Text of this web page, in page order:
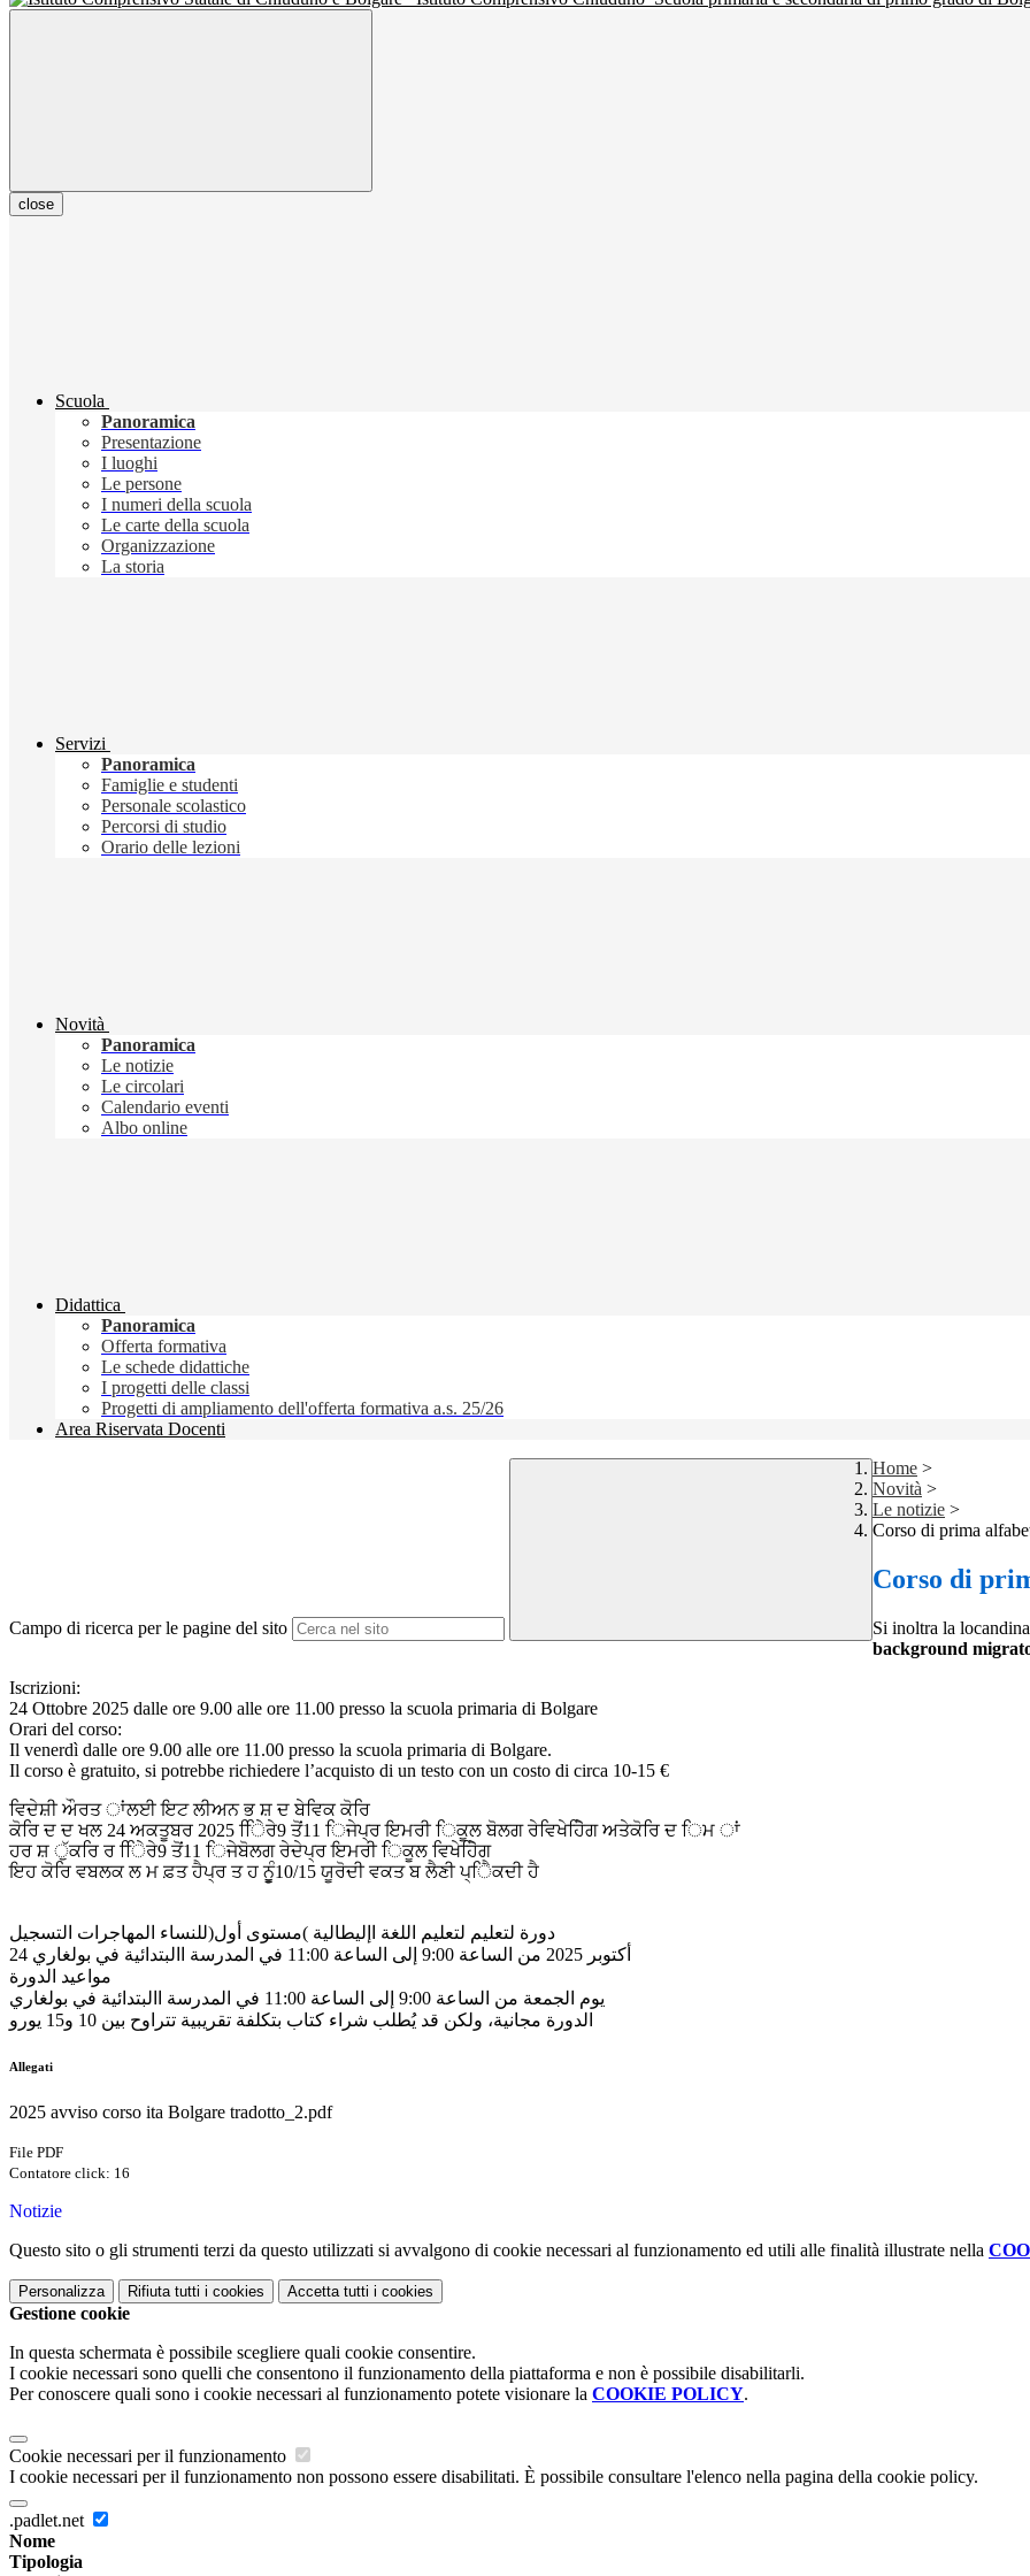
close
Scuola
Panoramica
Presentazione
I luoghi
Le persone
I numeri della scuola
Le carte della scuola
Organizzazione
La storia
Servizi
Panoramica
Famiglie e studenti
Personale scolastico
Percorsi di studio
Orario delle lezioni
Novità
Panoramica
Le notizie
Le circolari
Calendario eventi
Albo online
Didattica
Panoramica
Offerta formativa
Le schede didattiche
I progetti delle classi
Progetti di ampliamento dell'offerta formativa a.s. 25/26
Area Riservata Docenti
Campo di ricerca per le pagine del sito
Home >
Novità >
Le notizie >
Corso di prima
Corso di
Si inoltra la
background
Iscrizioni:
24 Ottobre 2025 dalle ore 9.00 alle ore 11.00 presso la scuola primaria di Bolgare
Orari del corso:
Il venerdì dalle ore 9.00 alle ore 11.00 presso la scuola primaria di Bolgare.
Il corso è gratuito, si potrebbe richiedere l’acquisto di un testo con un costo di circa 10-15 €
ਵਿਦੇਸ਼ੀ ਔਰਤ ਾਂਲਈ ਇਟ ਲੀਅਨ ਭ ਸ਼ ਦ ਬੇਵਿਕ ਕੋਰਿ
ਕੋਰਿ ਦ ਦ ਖਲ 24 ਅਕਤੂਬਰ 2025 ਿਿੇਰੇ9 ਤੋਂ11 ਿਜੇਪ੍ਰ ਇਮਰੀ ਿਕੂਲ ਬੋਲਗ ਰੇਵਿਖੇਹੋਿੇਗ ਅਤੇਕੋਰਿ ਦ ਿਮ ਾਂ
ਹਰ ਸ਼ ੁੱਕਰਿ ਰ ਿਿੇਰੇ9 ਤੋਂ11 ਿਜੇਬੋਲਗ ਰੇਦੇਪ੍ਰ ਇਮਰੀ ਿਕੂਲ ਵਿਖੇਹੋਿੇਗ
ਇਹ ਕੋਰਿ ਵਬਲਕ ਲ ਮ ਫ਼ਤ ਹੈਪ੍ਰ ਤ ਹ ਨੂੂੰ10/15 ਯੂਰੋਦੀ ਵਕਤ ਬ ਲੈਣੀ ਪ੍ੈਿਕਦੀ ਹੈ
دورة لتعليم لتعليم اللغة اإليطالية )مستوى أول(للنساء المهاجرات التسجيل
أكتوبر 2025 من الساعة 9:00 إلى الساعة 11:00 في المدرسة االبتدائية في بولغاري 24
مواعيد الدورة
يوم الجمعة من الساعة 9:00 إلى الساعة 11:00 في المدرسة االبتدائية في بولغاري
الدورة مجانية، ولكن قد يُطلب شراء كتاب بتكلفة تقريبية تتراوح بين 10 و15 يورو
Allegati
2025 avviso corso ita Bolgare tradotto_2.pdf
File PDF
Contatore click: 16
Notizie
Questo sito o gli strumenti terzi da questo utilizzati si avvalgono di cookie necessari al funzionamento ed utili alle finalità illustrate nella
Personalizza Rifiuta tutti i cookies Accetta tutti i cookies
Gestione cookie
In questa schermata è possibile scegliere quali cookie consentire.
I cookie necessari sono quelli che consentono il funzionamento della piattaforma e non è possibile disabilitarli.
Per conoscere quali sono i cookie necessari al funzionamento potete visionare la COOKIE POLICY.
Cookie necessari per il funzionamento
I cookie necessari per il funzionamento non possono essere disabilitati. È possibile consultare l'elenco nella pagina della cookie policy.
.padlet.net
Nome
Tipologia